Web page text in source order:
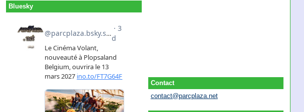
Contact
contact@parcplaza.net
Bluesky